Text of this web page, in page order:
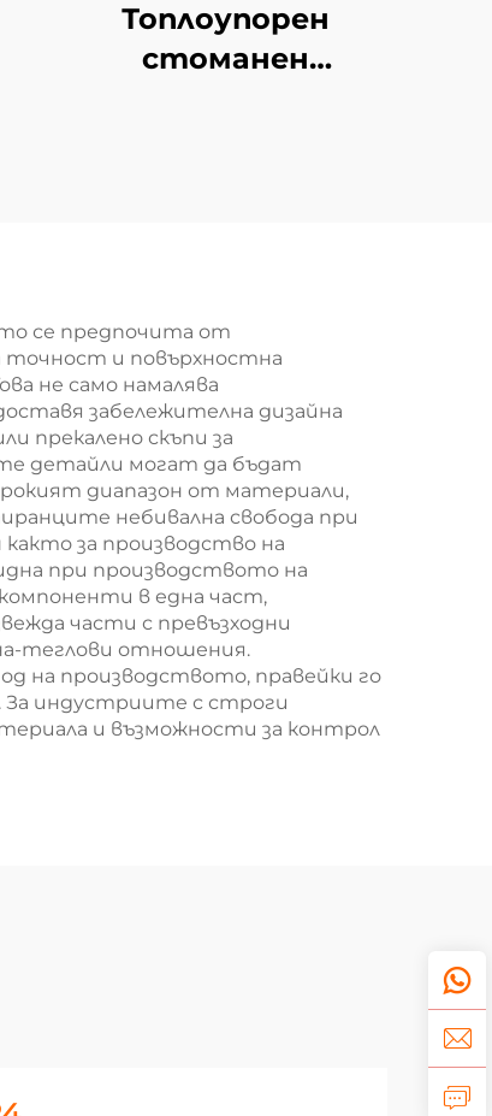
Топлоупорен
стоманен
се предпочита от
точност и повърхностна
не само намалява
забележителна дизайна
прекалено скъпи за
детайли могат да бъдат
диапазон от материали,
небивална свобода при
за производство на
при производството на
в една част,
части с превъзходни
теглови отношения.
на производството, правейки го
За индустриите с строги
и възможности за контрол